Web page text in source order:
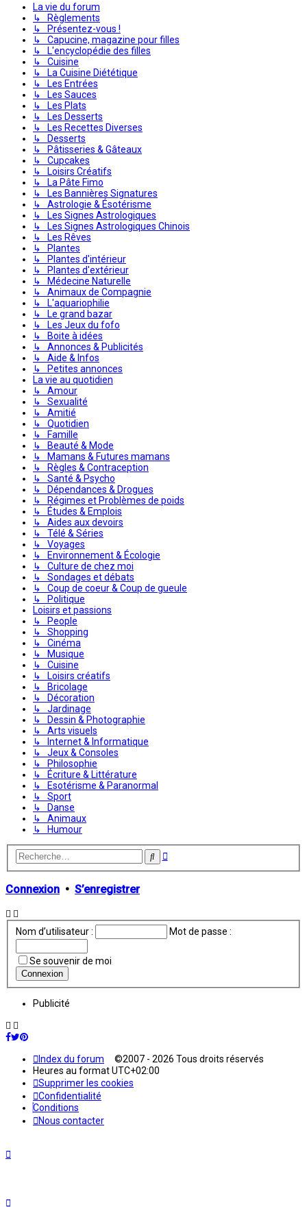
La vie du forum
↳ Règlements
↳ Présentez-vous !
↳ Capucine, magazine pour filles
↳ L'encyclopédie des filles
↳ Cuisine
↳ La Cuisine Diététique
↳ Les Entrées
↳ Les Sauces
↳ Les Plats
↳ Les Desserts
↳ Les Recettes Diverses
↳ Desserts
↳ Pâtisseries & Gâteaux
↳ Cupcakes
↳ Loisirs Créatifs
↳ La Pâte Fimo
↳ Les Bannières Signatures
↳ Astrologie & Ésotérisme
↳ Les Signes Astrologiques
↳ Les Signes Astrologiques Chinois
↳ Les Rêves
↳ Plantes
↳ Plantes d'intérieur
↳ Plantes d'extérieur
↳ Médecine Naturelle
↳ Animaux de Compagnie
↳ L'aquariophilie
↳ Le grand bazar
↳ Les Jeux du fofo
↳ Boite à idées
↳ Annonces & Publicités
↳ Aide & Infos
↳ Petites annonces
La vie au quotidien
↳ Amour
↳ Sexualité
↳ Amitié
↳ Quotidien
↳ Famille
↳ Beauté & Mode
↳ Mamans & Futures mamans
↳ Règles & Contraception
↳ Santé & Psycho
↳ Dépendances & Drogues
↳ Régimes et Problèmes de poids
↳ Études & Emplois
↳ Aides aux devoirs
↳ Télé & Séries
↳ Voyages
↳ Environnement & Écologie
↳ Culture de chez moi
↳ Sondages et débats
↳ Coup de coeur & Coup de gueule
↳ Politique
Loisirs et passions
↳ People
↳ Shopping
↳ Cinéma
↳ Musique
↳ Cuisine
↳ Loisirs créatifs
↳ Bricolage
↳ Décoration
↳ Jardinage
↳ Dessin & Photographie
↳ Arts visuels
↳ Internet & Informatique
↳ Jeux & Consoles
↳ Philosophie
↳ Écriture & Littérature
↳ Esotérisme & Paranormal
↳ Sport
↳ Danse
↳ Animaux
↳ Humour
Rechercher
Recherche
Connexion • S’enregistrer
Nom d’utilisateur : Mot de passe :
Se souvenir de moi
Publicité
Index du forum ©2007 - 2026 Tous droits réservés
Heures au formatUTC+02:00
Supprimer les cookies
Confidentialité
Conditions
Nous contacter